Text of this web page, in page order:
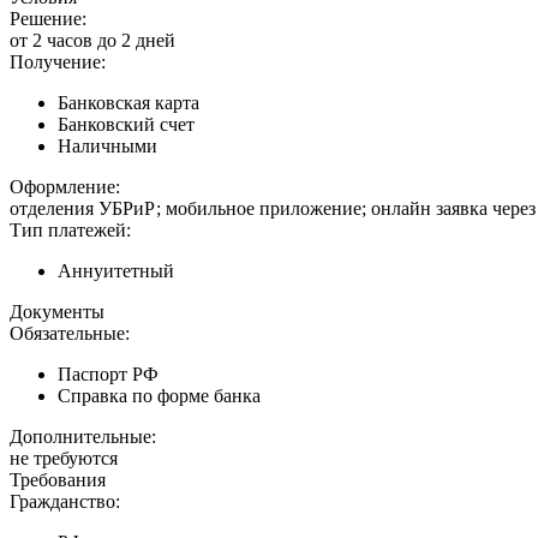
Решение:
от 2 часов до 2 дней
Получение:
Банковская карта
Банковский счет
Наличными
Оформление:
отделения УБРиР; мобильное приложение; онлайн заявка
Тип платежей:
Аннуитетный
Документы
Обязательные:
Паспорт РФ
Справка по форме банка
Дополнительные:
не требуются
Требования
Гражданство: